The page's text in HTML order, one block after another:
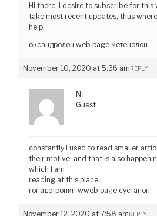
Hi there, I desire to subscribe for this
take most recent updates, thus
help.
оксандролон web page метенолон
November 10, 2020 at 5:36 amREPLY
NT
Guest
constantly i used to read smaller
their motive, and that is also
which I am
reading at this place.
гонадотропин wweb page сустанон
November 12, 2020 at 7:58 amREPLY